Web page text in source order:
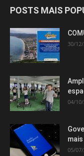
POSTS MAIS
30/
04/
05/07/